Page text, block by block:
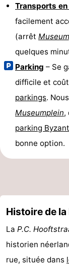
Transports
facilement
(arrêt
quelques
Parking – Se
difficile et
parkings.
Museumplein,
parking
bonne option.
Histoire de
La P.C.
historien
rue, située dans